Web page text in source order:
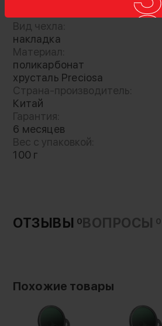
Аксессуар инкрустирован
хрусталем PRECIOSA,
самого высокого качества
Вид чехла:
накладка
Материал:
поликарбонат
хрусталь Preciosa
Страна-производитель:
Китай
Гарантия:
6 месяцев
Вес с упаковкой:
100 г
ОТЗЫВЫ 0ВОПРОСЫ 0
Похожие товары